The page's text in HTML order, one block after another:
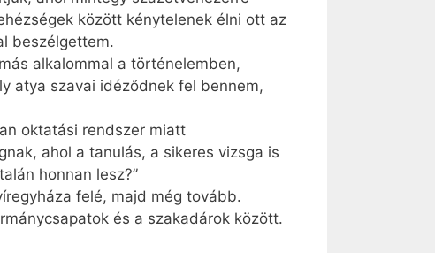
között kénytelenek élni ott az
beszélgettem.
alkalommal a történelemben,
atya szavai idéződnek fel bennem,
oktatási rendszer miatt
ahol a tanulás, a sikeres vizsga is
honnan lesz?”
felé, majd még tovább.
és a szakadárok között.